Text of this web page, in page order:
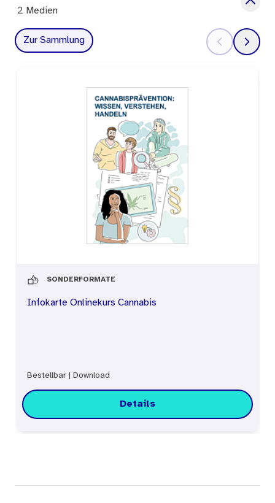
2 Medien
Zur Sammlung
SONDERFORMATE
Infokarte Onlinekurs Cannabis
Bestellbar Download
Details